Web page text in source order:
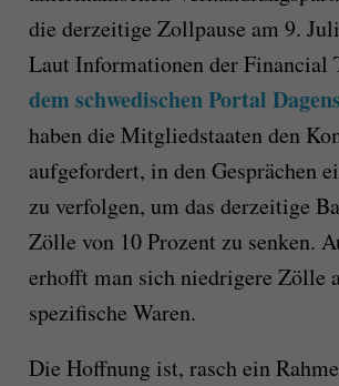
die derzeitige Zollpause am 9.
Laut Informationen der Financial
dem schwedischen Portal
haben die Mitgliedstaaten den
aufgefordert, in den Gesprächen
zu verfolgen, um das derzeitige
Zölle von 10 Prozent zu senken.
erhofft man sich niedrigere Zölle
spezifische Waren.
Die Hoffnung ist, rasch ein